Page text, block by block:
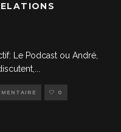
Le Podcast ou André,
0